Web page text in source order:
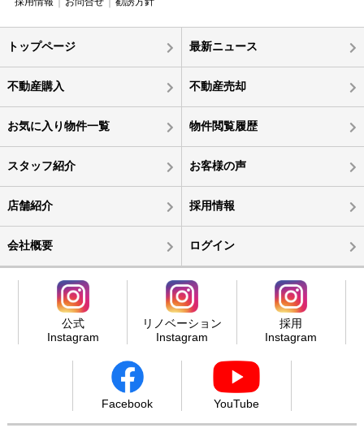
トップページ 最新ニュース
不動産購入 不動産売却
お気に入り物件一覧 物件閲覧履歴
スタッフ紹介 お客様の声
店舗紹介 採用情報
会社概要 ログイン
公式
Instagram
リノベーション
Instagram
採用
Instagram
Facebook YouTube